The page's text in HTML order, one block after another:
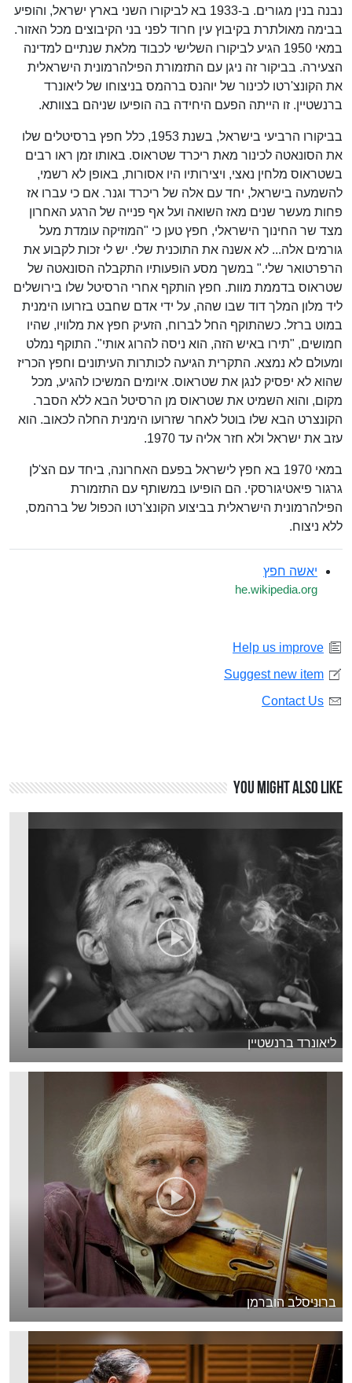
נבנה בנין מגורים. ב-1933 בא לביקורו השני בארץ ישראל, והופיע
בבימה מאולתרת בקיבוץ עין חרוד לפני בני הקיבוצים מכל האזור.
במאי 1950 הגיע לביקורו השלישי לכבוד מלאת שנתיים למדינה
הצעירה. בביקור זה ניגן עם התזמורת הפילהרמונית הישראלית
את הקונצ'רטו לכינור של יוהנס ברהמס בניצוחו של ליאונרד
ברנשטיין. זו הייתה הפעם היחידה בה הופיעו שניהם בצוותא.
בביקורו הרביעי בישראל, בשנת 1953, כלל חפץ ברסיטלים שלו
את הסונאטה לכינור מאת ריכרד שטראוס. באותו זמן ראו רבים
בשטראוס מלחין נאצי, ויצירותיו היו אסורות, באופן לא רשמי,
להשמעה בישראל, יחד עם אלה של ריכרד וגנר. אם כי עברו אז
פחות מעשר שנים מאז השואה ועל אף פנייה של הרגע האחרון
מצד שר החינוך הישראלי, חפץ טען כי "המוזיקה עומדת מעל
גורמים אלה... לא אשנה את התוכנית שלי. יש לי זכות לקבוע את
הרפרטואר שלי." במשך מסע הופעותיו התקבלה הסונאטה של
שטראוס בדממת מוות. חפץ הותקף אחרי הרסיטל שלו בירושלים
ליד מלון המלך דוד שבו שהה, על ידי אדם שחבט בזרועו הימנית
במוט ברזל. כשהתוקף החל לברוח, הזעיק חפץ את מלוויו, שהיו
חמושים, "תירו באיש הזה, הוא ניסה להרוג אותי". התוקף נמלט
ומעולם לא נמצא. התקרית הגיעה לכותרות העיתונים וחפץ הכריז
שהוא לא יפסיק לנגן את שטראוס. איומים המשיכו להגיע, מכל
מקום, והוא השמיט את שטראוס מן הרסיטל הבא ללא הסבר.
הקונצרט הבא שלו בוטל לאחר שזרועו הימנית החלה לכאוב. הוא
עזב את ישראל ולא חזר אליה עד 1970.
במאי 1970 בא חפץ לישראל בפעם האחרונה, ביחד עם הצ'לן
גרגור פיאטיגורסקי. הם הופיעו במשותף עם התזמורת
הפילהרמונית הישראלית בביצוע הקונצ'רטו הכפול של ברהמס,
ללא ניצוח.
יאשה חפץ
he.wikipedia.org
Help us improve
Suggest new item
Contact Us
You might also like
ליאונרד ברנשטיין
ברוניסלב הוברמן